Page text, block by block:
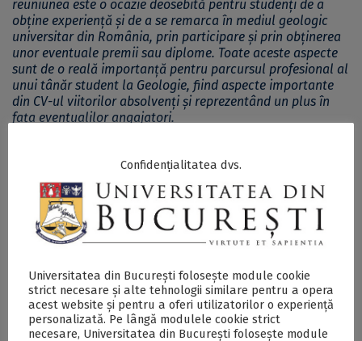
reuniunea este o ocazie deosebită pentru studenți de a
obţine experiență și de a se remarca în mediul geologic
universitar din România, prin participare și prin obținerea
unor eventuale premii sau diplome. Toate aceste aspecte
sunt de o reală importanță pentru parcursul profesional al
unui tânăr student la Geologie, fiind aspecte importante
din CV-ul viitorilor absolvenți și reprezentând un plus în
fața eventualilor angajatori.
SECŢIUNE ACCESIBILIZATĂ PENTRU
PERSOANELE CU DIZABILITĂŢI DE VEDERE
Geofizicieni - DOCX
Confidențialitatea dvs.
Universitatea din București folosește module cookie
strict necesare și alte tehnologii similare pentru a opera
acest website și pentru a oferi utilizatorilor o experiență
personalizată. Pe lângă modulele cookie strict
necesare, Universitatea din București folosește module